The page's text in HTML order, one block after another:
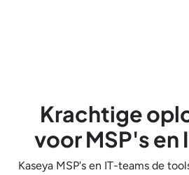
Krachtige
voor MSP's
Kaseya MSP's en IT-teams de